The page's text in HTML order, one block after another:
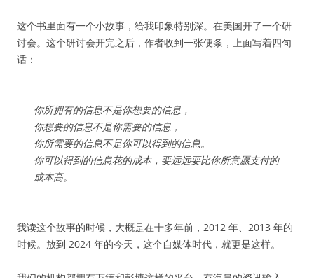
这个书里面有一个小故事，给我印象特别深。在美国开了一个研
讨会。这个研讨会开完之后，作者收到一张便条，上面写着四句
话：
你所拥有的信息不是你想要的信息，
你想要的信息不是你需要的信息，
你所需要的信息不是你可以得到的信息。
你可以得到的信息花的成本，要远远要比你所意愿支付的
成本高。
我读这个故事的时候，大概是在十多年前，2012 年、2013 年的
时候。放到 2024 年的今天，这个自媒体时代，就更是这样。